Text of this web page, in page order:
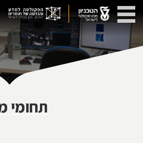
to Content
דלג לניווט
תחומי